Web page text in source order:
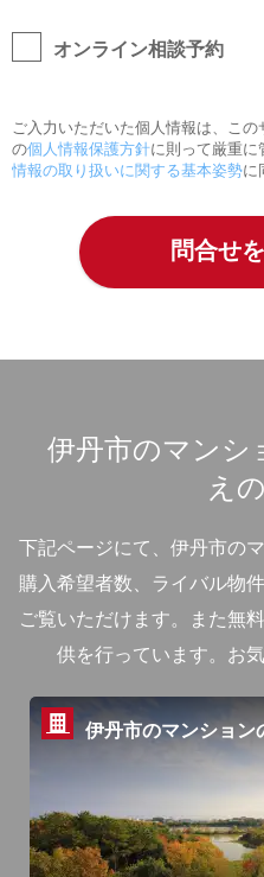
オンライン相談予約
ご入力いただいた個人情報は、こ
の個人情報保護方針に則って厳重に
情報の取り扱いに関する基本姿勢に
伊丹市のマンシ
え
下記ページにて、伊丹市の
購入希望者数、ライバル物
ご覧いただけます。
また無
供を行っています。お
伊丹市のマンション